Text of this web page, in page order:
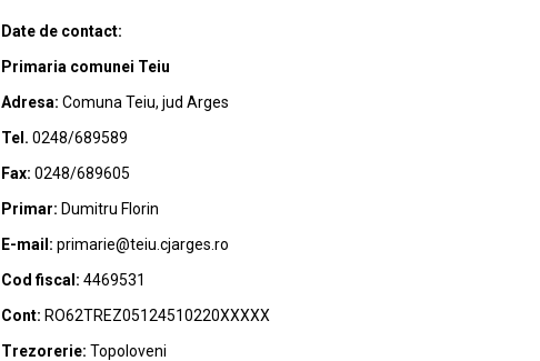
Date de contact:
Primaria comunei Teiu
Adresa: Comuna Teiu, jud Arges
Tel. 0248/689589
Fax: 0248/689605
Primar: Dumitru Florin
E-mail: primarie@teiu.cjarges.ro
Cod fiscal: 4469531
Cont: RO62TREZ05124510220XXXXX
Trezorerie: Topoloveni